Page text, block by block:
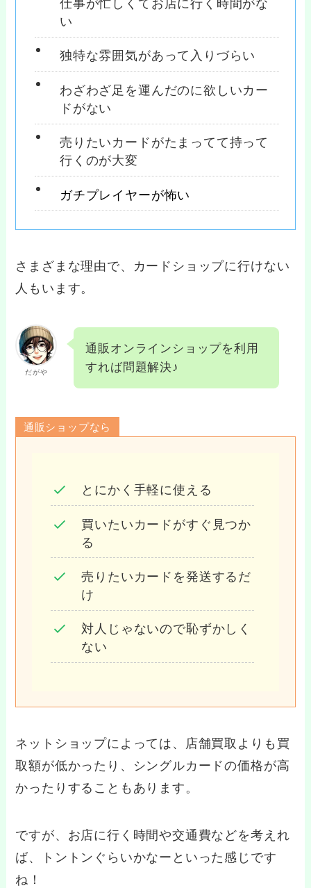
仕事が忙しくてお店に行く時間がな
い
独特な雰囲気があって入りづらい
わざわざ足を運んだのに欲しいカー
ドがない
売りたいカードがたまってて持って
行くのが大変
ガチプレイヤーが怖い
さまざまな理由で、カードショップに行けない
人もいます。
だがや
通販オンラインショップを利用
すれば問題解決♪
通販ショップなら
とにかく手軽に使える
買いたいカードがすぐ見つか
る
売りたいカードを発送するだ
け
対人じゃないので恥ずかしく
ない
ネットショップによっては、店舗買取よりも買
取額が低かったり、シングルカードの価格が高
かったりすることもあります。
ですが、お店に行く時間や交通費などを考えれ
ば、トントンぐらいかなーといった感じです
ね！